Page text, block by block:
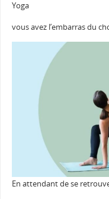
Yoga
vous avez l’embarras du
En attendant de se